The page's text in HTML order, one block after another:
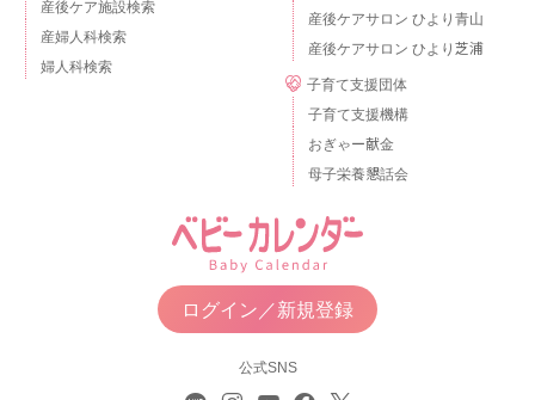
産後ケア施設検索
産婦人科検索
婦人科検索
産後ケアサロン ひより青山
産後ケアサロン ひより芝浦
子育て支援団体
子育て支援機構
おぎゃー献金
母子栄養懇話会
ログイン／新規登録
公式SNS